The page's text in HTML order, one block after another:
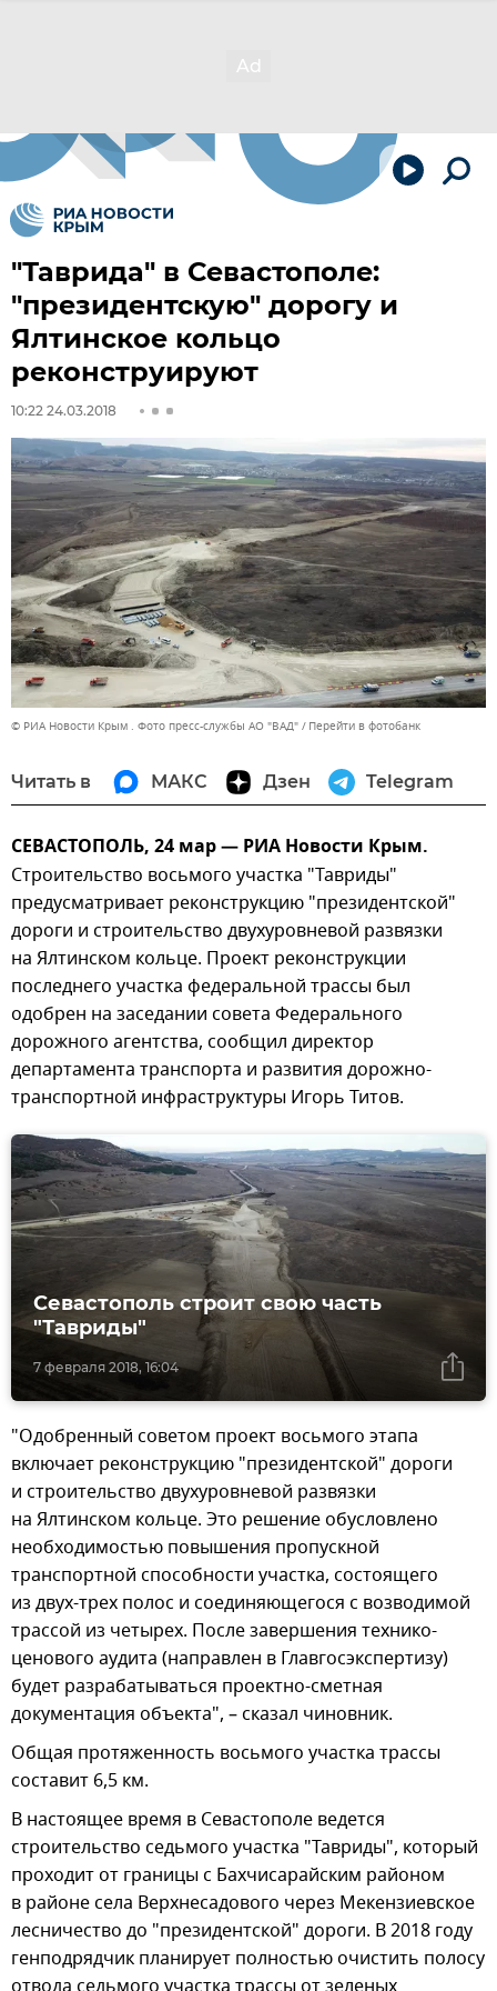
"Таврида" в Севастополе:
"президентскую" дорогу и
Ялтинское кольцо
реконструируют
10:22 24.03.2018
© РИА Новости Крым . Фото пресс-службы АО "ВАД" Перейти в фотобанк
Читать в МАКС Дзен Telegram
СЕВАСТОПОЛЬ, 24 мар — РИА Новости Крым.
Строительство восьмого участка "Тавриды"
предусматривает реконструкцию "президентской"
дороги и строительство двухуровневой развязки
на Ялтинском кольце. Проект реконструкции
последнего участка федеральной трассы был
одобрен на заседании совета Федерального
дорожного агентства, сообщил директор
департамента транспорта и развития дорожно-
транспортной инфраструктуры Игорь Титов.
7 февраля 2018, 16:04
Севастополь строит свою часть
"Тавриды"
"Одобренный советом проект восьмого этапа
включает реконструкцию "президентской" дороги
и строительство двухуровневой развязки
на Ялтинском кольце. Это решение обусловлено
необходимостью повышения пропускной
транспортной способности участка, состоящего
из двух-трех полос и соединяющегося с возводимой
трассой из четырех. После завершения технико-
ценового аудита (направлен в Главгосэкспертизу)
будет разрабатываться проектно-сметная
документация объекта", – сказал чиновник.
Общая протяженность восьмого участка трассы
составит 6,5 км.
В настоящее время в Севастополе ведется
строительство седьмого участка "Тавриды", который
проходит от границы с Бахчисарайским районом
в районе села Верхнесадового через Мекензиевское
лесничество до "президентской" дороги. В 2018 году
генподрядчик планирует полностью очистить полосу